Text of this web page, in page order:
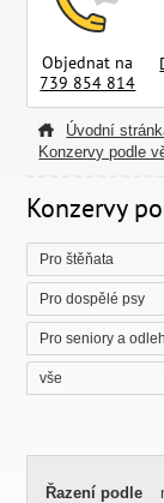
Objednat na
739 854 814
Úvodní
Konzervy podle
Konzervy
Pro štěňata
Pro dospělé psy
Pro seniory a
vše
Řazení podle